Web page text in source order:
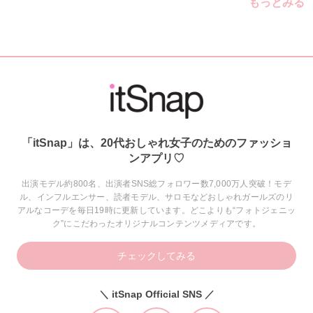
「itSnap」は、20代おしゃれ女子のためのファッショ
ンアプリ♡
出演モデル約800名、出演者SNS総フォロワー数7,000万人突破！モデ
ル、インフルエンサー、読者モデル、サロモなどおしゃれガールズのリ
アルなコーデを毎日19時に更新しています。どこよりも“フォトジェニッ
ク”にこだわったオリジナルコンテンツメディアです。
チェックしてみる
＼ itSnap Official SNS ／